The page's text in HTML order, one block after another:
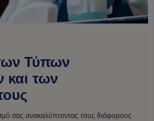
Τύπων
και των
σας ανακαλύπτοντας τους διάφορους